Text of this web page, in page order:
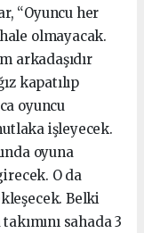
“Oyuncu her
olmayacak.
arkadaşıdır
kapatılıp
oyuncu
işleyecek.
oyuna
O da
Belki
sahada 3